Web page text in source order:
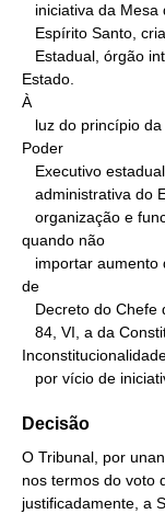
Estado.
À
Poder
quando não
de
por vício de
Decisão
O Tribunal, por
nos termos do voto
justificadamente, a